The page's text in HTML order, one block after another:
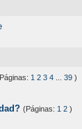
1 2 3 4 39 )
(Páginas: 1 2 )